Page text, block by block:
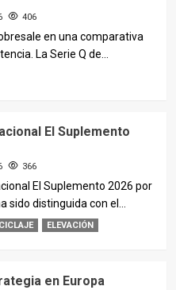
406
en una comparativa
La Serie Q de...
El Suplemento
366
El Suplemento 2026 por
sido distinguida con el...
ELEVACIÓN
en Europa